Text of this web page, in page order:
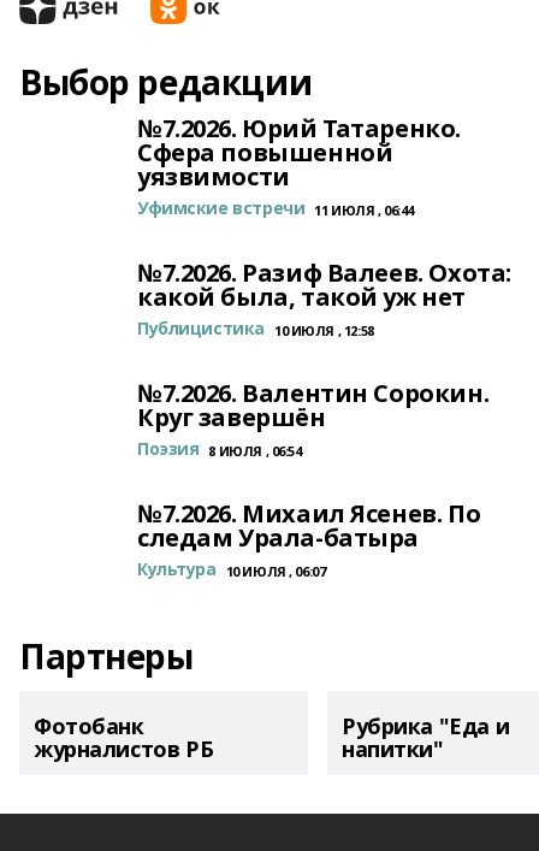
Выбор редакции
№7.2026. Юрий Татаренко.
Сфера повышенной
уязвимости
Уфимские встречи 11 ИЮЛЯ , 06:44
№7.2026. Разиф Валеев. Охота:
какой была, такой уж нет
Публицистика 10 ИЮЛЯ , 12:58
№7.2026. Валентин Сорокин.
Круг завершён
Поэзия 8 ИЮЛЯ , 06:54
№7.2026. Михаил Ясенев. По
следам Урала-батыра
Культура 10 ИЮЛЯ , 06:07
Партнеры
Фотобанк
журналистов РБ
Рубрика "Еда и
напитки"